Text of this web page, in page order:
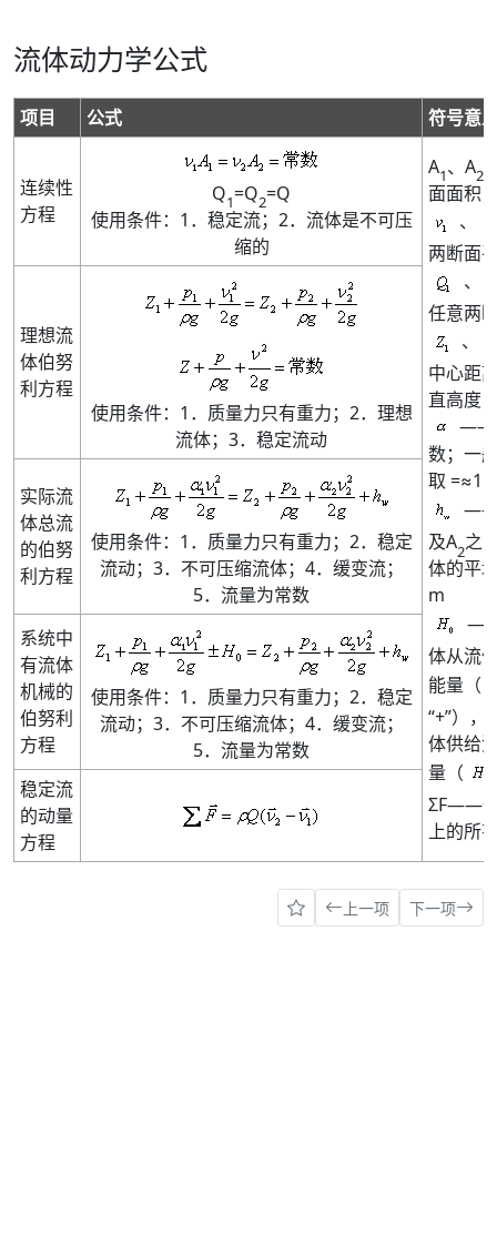
流体动力学公式
项目 公式 符号意
连续性
方程
Q1=Q2=Q
使用条件：1．稳定流；2．流体是不可压
缩的
A1、A2
面面积
、
两断面
、
任意两
、
中心距
直高度
——
数；一
取 =≈1
——
及A2之
体的平
m
——
体从流
能量（
“+”），
体供给
量（
ΣF——
上的所
理想流
体伯努
利方程
使用条件：1．质量力只有重力；2．理想
流体；3．稳定流动
实际流
体总流
的伯努
利方程
使用条件：1．质量力只有重力；2．稳定
流动；3．不可压缩流体；4．缓变流；
5．流量为常数
系统中
有流体
机械的
伯努利
方程
使用条件：1．质量力只有重力；2．稳定
流动；3．不可压缩流体；4．缓变流；
5．流量为常数
稳定流
的动量
方程
上一项 下一项